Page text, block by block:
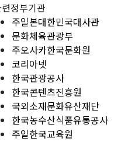
정부기관
주일본대한민국대사관
문화체육관광부
주오사카한국문화원
코리아넷
한국관광공사
한국콘텐츠진흥원
국외소재문화유산재단
한국농수산식품유통공사
주일한국교육원